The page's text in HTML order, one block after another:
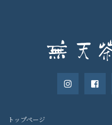
トップページ